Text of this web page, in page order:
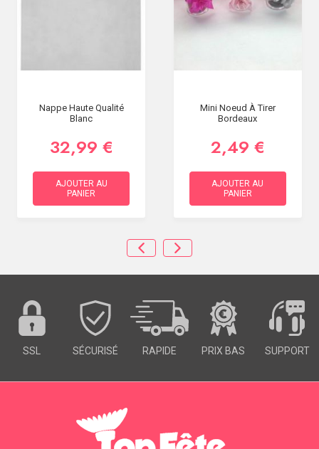
Nappe Haute Qualité
Blanc
32,99 €
AJOUTER AU
PANIER
Mini Noeud À Tirer
Bordeaux
2,49 €
AJOUTER AU
PANIER
SSL SÉCURISÉ RAPIDE PRIX BAS SUPPORT